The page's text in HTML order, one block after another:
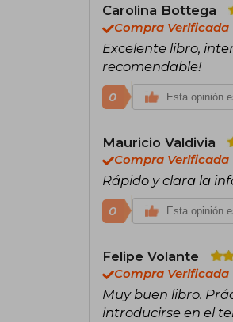
Carolina Bottega
Compra Verificada
Excelente libro,
recomendable!
0 Esta opinión
Mauricio Valdivia
Compra Verificada
Rápido y clara la
0 Esta opinión
Felipe Volante
Compra Verificada
Muy buen libro.
introducirse en el